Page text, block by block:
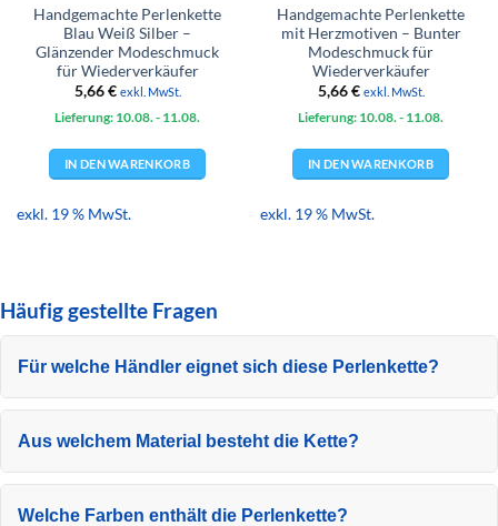
Handgemachte Perlenkette
Blau Weiß Silber –
Glänzender Modeschmuck
für Wiederverkäufer
5,66€ exkl. MwSt.
Lieferung: 10.08. - 11.08.
IN DEN WARENKORB
exkl. 19 % MwSt.
Handgemachte Perlenkette
mit Herzmotiven – Bunter
Modeschmuck für
Wiederverkäufer
5,66€ exkl. MwSt.
Lieferung: 10.08. - 11.08.
IN DEN WARENKORB
exkl. 19 % MwSt.
Häufig gestellte Fragen
Für welche Händler eignet sich diese Perlenkette?
Aus welchem Material besteht die Kette?
Welche Farben enthält die Perlenkette?